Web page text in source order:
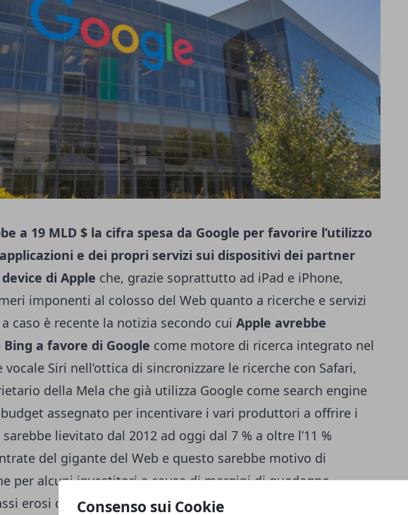
Consenso sui Cookie
a 19 MLD $ la cifra spesa da Google per favorire l’utilizzo
e dei propri servizi sui dispositivi dei partner
di Apple che, grazie soprattutto ad iPad e iPhone,
imponenti al colosso del Web quanto a ricerche e servizi
caso è recente la notizia secondo cui Apple avrebbe
a favore di Google come motore di ricerca integrato nel
vocale Siri nell’ottica di sincronizzare le ricerche con Safari,
della Mela che già utilizza Google come search engine
assegnato per incentivare i vari produttori a offrire i
lievitato dal 2012 ad oggi dal 7 % a oltre l’11 %
del gigante del Web e questo sarebbe motivo di
per alcuni investitori a causa di margini di guadagno
erosi dai costi per promuovere i servizi di Big G. A causa di